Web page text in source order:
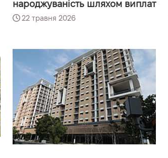
народжуваність шляхом виплат
22 травня 2026